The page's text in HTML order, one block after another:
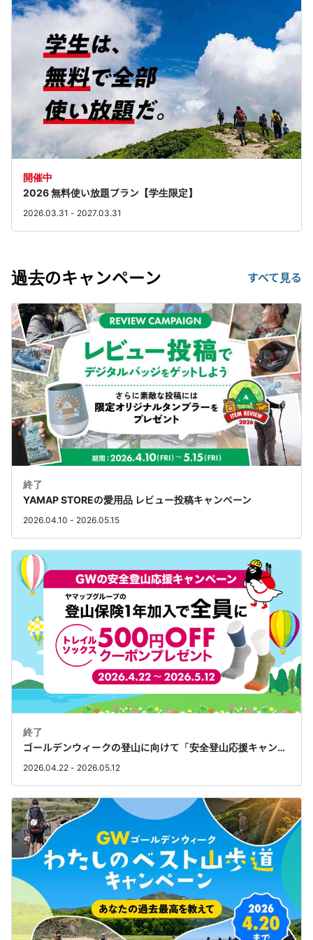
開催中
2026 無料使い放題プラン【学生限定】
2026.03.31 - 2027.03.31
過去のキャンペーン すべて見る
終了
YAMAP STOREの愛用品 レビュー投稿キャンペーン
2026.04.10 - 2026.05.15
終了
ゴールデンウィークの登山に向けて「安全登山応援キャンペーン」を開催
2026.04.22 - 2026.05.12